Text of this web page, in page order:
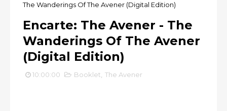
The Wanderings Of The Avener (Digital Edition)
Encarte: The Avener - The
Wanderings Of The Avener
(Digital Edition)
10:00:00 Booklet The Avener